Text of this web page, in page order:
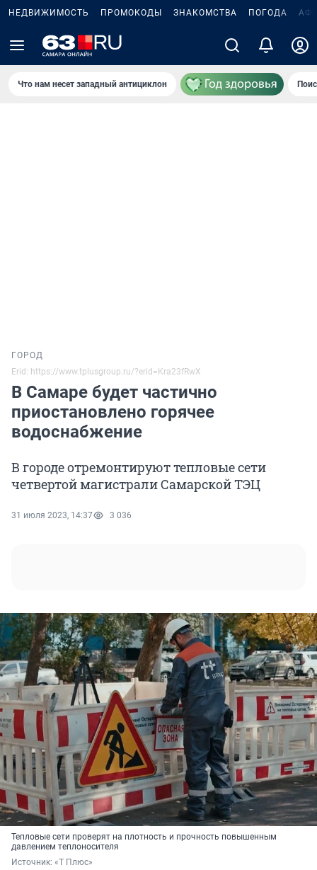
НЕДВИЖИМОСТЬ ПРОМОКОДЫ ЗНАКОМСТВА ПОГОДА
Что нам несет западный антициклон
ГОРОД
Erid: https://www.tplusgroup.ru/?erid=Kra23fRwX
В Самаре будет частично
приостановлено горячее
водоснабжение
В городе отремонтируют тепловые сети
четвертой магистрали Самарской ТЭЦ
31 июля 2023, 14:37 3 036
Тепловые сети проверят на плотность и прочность повышенным
давлением теплоносителя
Источник: «Т Плюс»